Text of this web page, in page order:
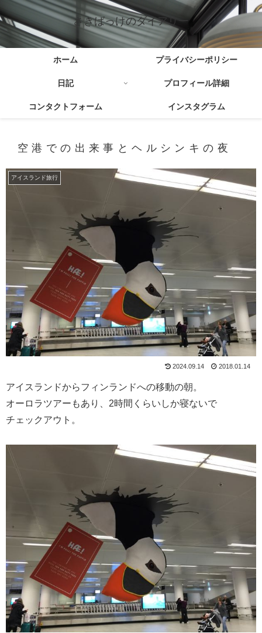
さきばっけのダイアリー
ホーム プライバシーポリシー
日記 プロフィール詳細
コンタクトフォーム インスタグラム
空港での出来事とヘルシンキの夜
アイスランド旅行
2024.09.14 2018.01.14
アイスランドからフィンランドへの移動の朝。
オーロラツアーもあり、2時間くらいしか寝ないで
チェックアウト。